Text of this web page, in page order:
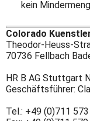
kein
Colorado
Theodor-Heuss-
70736 Fellbach
HR B AG Stuttgart
Geschäftsführer:
Tel.: +49 (0)711